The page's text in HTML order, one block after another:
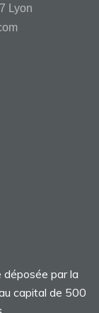
Lyon
déposée par la
capital de 500